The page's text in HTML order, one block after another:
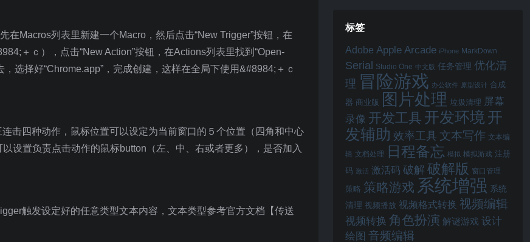
Macros列表里新建一个Macro，然后点击“New Trigger”按钮，在
＋ｃ），点击“New Action”按钮，在Actions列表里找到“Open-
选择好“Chrome.app”，完成创建，这样在全局下使用&#8984;＋ｃ
击四种动作，鼠标位置可以设定为当前窗口的５个位置（四角和中心
设置负责点击动作的鼠标button（左、中、右或者更多），是否加入
触发设定好的任意类型文本内容，文本类型参考官方文档【传送
标签
Adobe Apple Arcade iPhone MarkDown
Serial Studio One 中文版 任务管理 优化清
理 冒险游戏 办公软件 原型设计 合成
器 商业版 图片处理 垃圾清理 屏幕
录像 开发工具 开发环境 开
发辅助 效率工具 文本写作 文本编
辑 文档处理 日程备忘 模拟 模拟游戏 注册
码 激活 激活码 破解 破解版 窗口管理
策略 策略游戏 系统增强 系统
清理 视频播放 视频格式转换 视频编辑
视频转换 角色扮演 解谜游戏 设计
绘图 音频编辑